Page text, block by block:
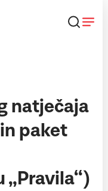
natječaja
paket
„Pravila“)